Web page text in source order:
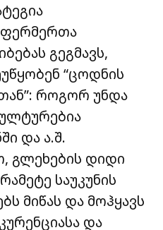
ფერმერთა
გეგმავს,
“ცოდნის
როგორ უნდა
და ა.შ.
გლეხების დიდი
საუკუნის
მიწას და მოჰყავს
და